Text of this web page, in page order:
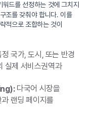
워드를 선정하는 것에 그치지
조를 갖춰야 합니다. 이를
적으로 조합하는 것이
국가, 도시, 또는 반경
실제 서비스권역과
다국어 시장을
랜딩 페이지를